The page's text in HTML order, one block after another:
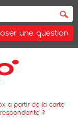
une question
a partir de la carte
?